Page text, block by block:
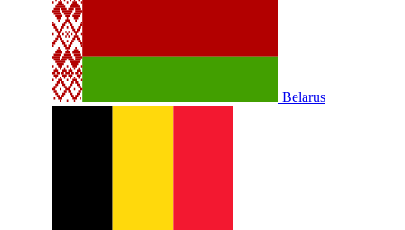
Belarus